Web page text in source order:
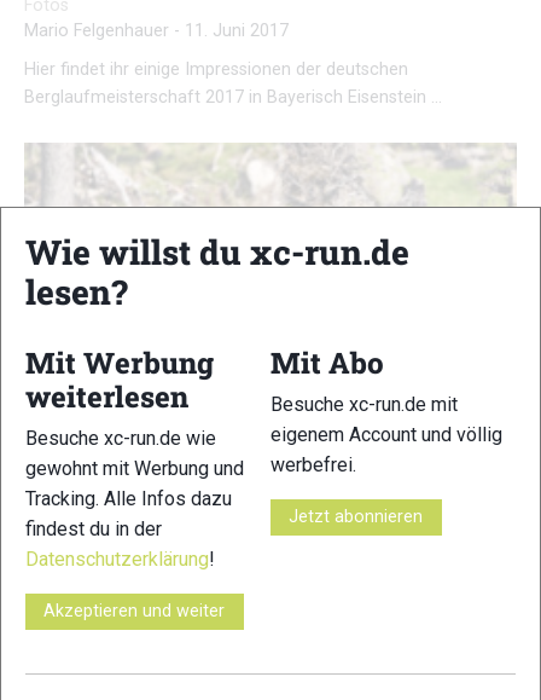
Fotos
Mario Felgenhauer - 11. Juni 2017
Hier findet ihr einige Impressionen der deutschen
Berglaufmeisterschaft 2017 in Bayerisch Eisenstein …
Leistungsorientiertes Trailrunning in Training
und Wettkampf: Galerie
Bilder|Fotos|Serienbeitrag
Markus Mingo-9. Juni 2017
Aufbauend auf einer Leistungsdiagnostik mit Spiroergometrie
Wie willst du xc-run.de
lesen?
Mit Werbung
weiterlesen
Besuche xc-run.de wie
gewohnt mit Werbung und
Tracking. Alle Infos dazu
findest du in der
Datenschutzerklärung!
Akzeptieren und weiter
Mit Abo
Besuche xc-run.de mit
eigenem Account und völlig
werbefrei.
Jetzt abonnieren